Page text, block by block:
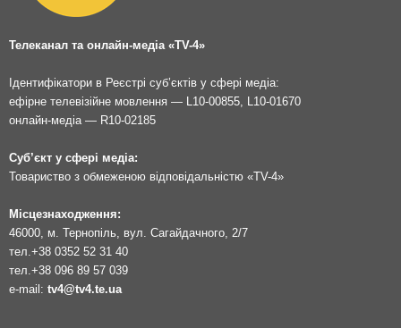
Телеканал та онлайн-медіа «TV-4»
Ідентифікатори в Реєстрі суб’єктів у сфері медіа:
ефірне телевізійне мовлення — L10-00855, L10-01670
онлайн-медіа — R10-02185
Суб’єкт у сфері медіа:
Товариство з обмеженою відповідальністю «TV-4»
Місцезнаходження:
46000, м. Тернопіль, вул. Сагайдачного, 2/7
тел. +38 0352 52 31 40
тел. +38 096 89 57 039
e-mail: tv4@tv4.te.ua